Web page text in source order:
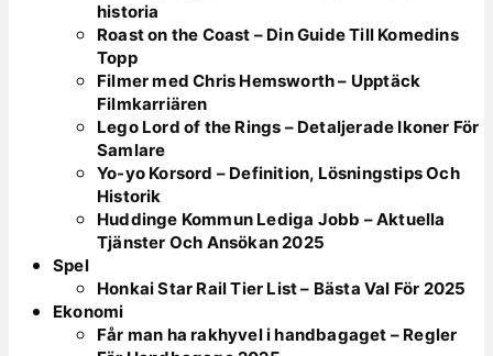
historia
Roast on the Coast – Din Guide Till Komedins
Topp
Filmer med Chris Hemsworth – Upptäck
Filmkarriären
Lego Lord of the Rings – Detaljerade Ikoner För
Samlare
Yo-yo Korsord – Definition, Lösningstips Och
Historik
Huddinge Kommun Lediga Jobb – Aktuella
Tjänster Och Ansökan 2025
Spel
Honkai Star Rail Tier List – Bästa Val För 2025
Ekonomi
Får man ha rakhyvel i handbagaget – Regler